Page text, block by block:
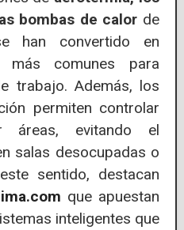
bombas de calor de
han convertido en
más comunes para
trabajo. Además, los
permiten controlar
áreas, evitando el
salas desocupadas o
sentido, destacan
que apuestan
inteligentes que